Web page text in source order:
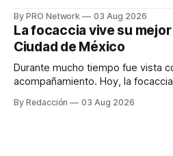
para los textos, alguien que
para encontrar prospectos, un
llamadas y mensajes, y —con
By PRO Network 03 Aug 2026
La focaccia vive su
Ciudad de México
Durante mucho tiempo fue vista
acompañamiento. Hoy, la
artesanal, ingredientes de calidad
By Redacción 03 Aug 2026